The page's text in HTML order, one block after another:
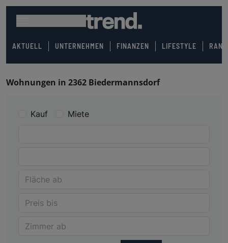
AKTUELL UNTERNEHMEN FINANZEN LIFESTYLE
Wohnungen in 2362 Biedermannsdorf
Kauf Miete